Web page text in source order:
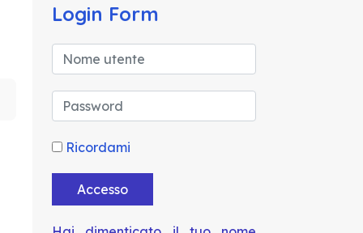
Login Form
Ricordami
Accesso